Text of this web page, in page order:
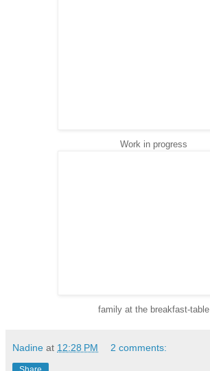
Work in progress
family at the breakfast-table
Nadine at 12:28 PM 2 comments: